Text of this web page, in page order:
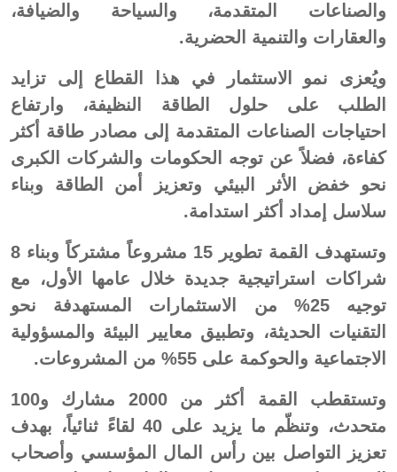
والصناعات المتقدمة، والسياحة والضيافة،
والعقارات والتنمية الحضرية.
ويُعزى نمو الاستثمار في هذا القطاع إلى تزايد
الطلب على حلول الطاقة النظيفة، وارتفاع
احتياجات الصناعات المتقدمة إلى مصادر طاقة أكثر
كفاءة، فضلاً عن توجه الحكومات والشركات الكبرى
نحو خفض الأثر البيئي وتعزيز أمن الطاقة وبناء
سلاسل إمداد أكثر استدامة.
وتستهدف القمة تطوير 15 مشروعاً مشتركاً وبناء 8
شراكات استراتيجية جديدة خلال عامها الأول، مع
توجيه 25% من الاستثمارات المستهدفة نحو
التقنيات الحديثة، وتطبيق معايير البيئة والمسؤولية
الاجتماعية والحوكمة على 55% من المشروعات.
وتستقطب القمة أكثر من 2000 مشارك و100
متحدث، وتنظّم ما يزيد على 40 لقاءً ثنائياً، بهدف
تعزيز التواصل بين رأس المال المؤسسي وأصحاب